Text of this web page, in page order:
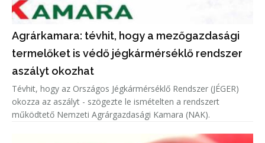
Agrárkamara: tévhit, hogy a mezőgazdasági
termelőket is védő jégkármérséklő rendszer
aszályt okozhat
Tévhit, hogy az Országos Jégkármérséklő Rendszer (JÉGER)
okozza az aszályt - szögezte le ismételten a rendszert
működtető Nemzeti Agrárgazdasági Kamara (NAK).